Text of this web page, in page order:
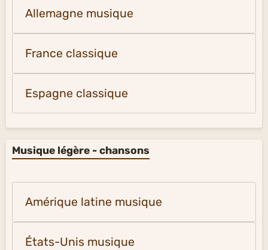
Allemagne musique
France classique
Espagne classique
Musique légère - chansons
Amérique latine musique
États-Unis musique